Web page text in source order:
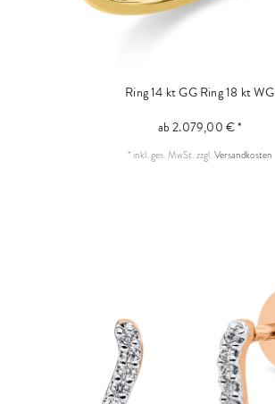
Ring 14 kt GGRing 18 kt WG
ab 2.079,00 € *
* inkl. ges. MwSt.zzgl.Versandkosten